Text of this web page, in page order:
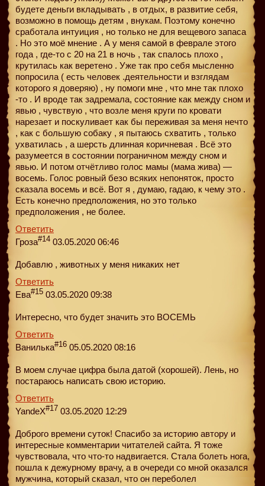
будете деньги вкладывать , в отдых, в развитие себя,
возможно в помощь детям , внукам. Поэтому конечно
сработала интуиция , но только не для вещевого запаса
. Но это моё мнение . А у меня самой в феврале этого
года , где-то с 20 на 21 в ночь , так спалось плохо ,
крутилась как веретено . Уже так про себя мысленно
попросила ( есть человек .деятельности и взглядам
которого я доверяю) , ну помоги мне , что мне так плохо
-то . И вроде так задремала, состояние как между сном и
явью , чувствую , что возле меня круги по кровати
нарезает и поскуливает как бы переживая за меня нечто
, как с большую собаку , я пытаюсь схватить , только
ухватилась , а шерсть длинная коричневая . Всё это
разумеется в состоянии пограничном между сном и
явью. И потом отчётливо голос мамы (мама жива) —
восемь. Голос ровный безо всяких непоняток, просто
сказала восемь и всё. Вот я , думаю, гадаю, к чему это .
Есть конечно предположения, но это только
предположения , не более.
Ответить
Гроза#14 03.05.2020 06:46
Добавлю , животных у меня никаких нет
Ответить
Ева#15 03.05.2020 09:38
Интересно, что будет значить это ВОСЕМЬ
Ответить
Ванилька#16 05.05.2020 08:16
В моем случае цифра была датой (хорошей). Лень, но
постараюсь написать свою историю.
Ответить
YandeX#17 03.05.2020 12:29
Доброго времени суток! Спасибо за историю автору и
интересные комментарии читателей сайта. Я тоже
чувствовала, что что-то надвигается. Стала болеть нога,
пошла к дежурному врачу, а в очереди со мной оказался
мужчина, который сказал, что он переболел